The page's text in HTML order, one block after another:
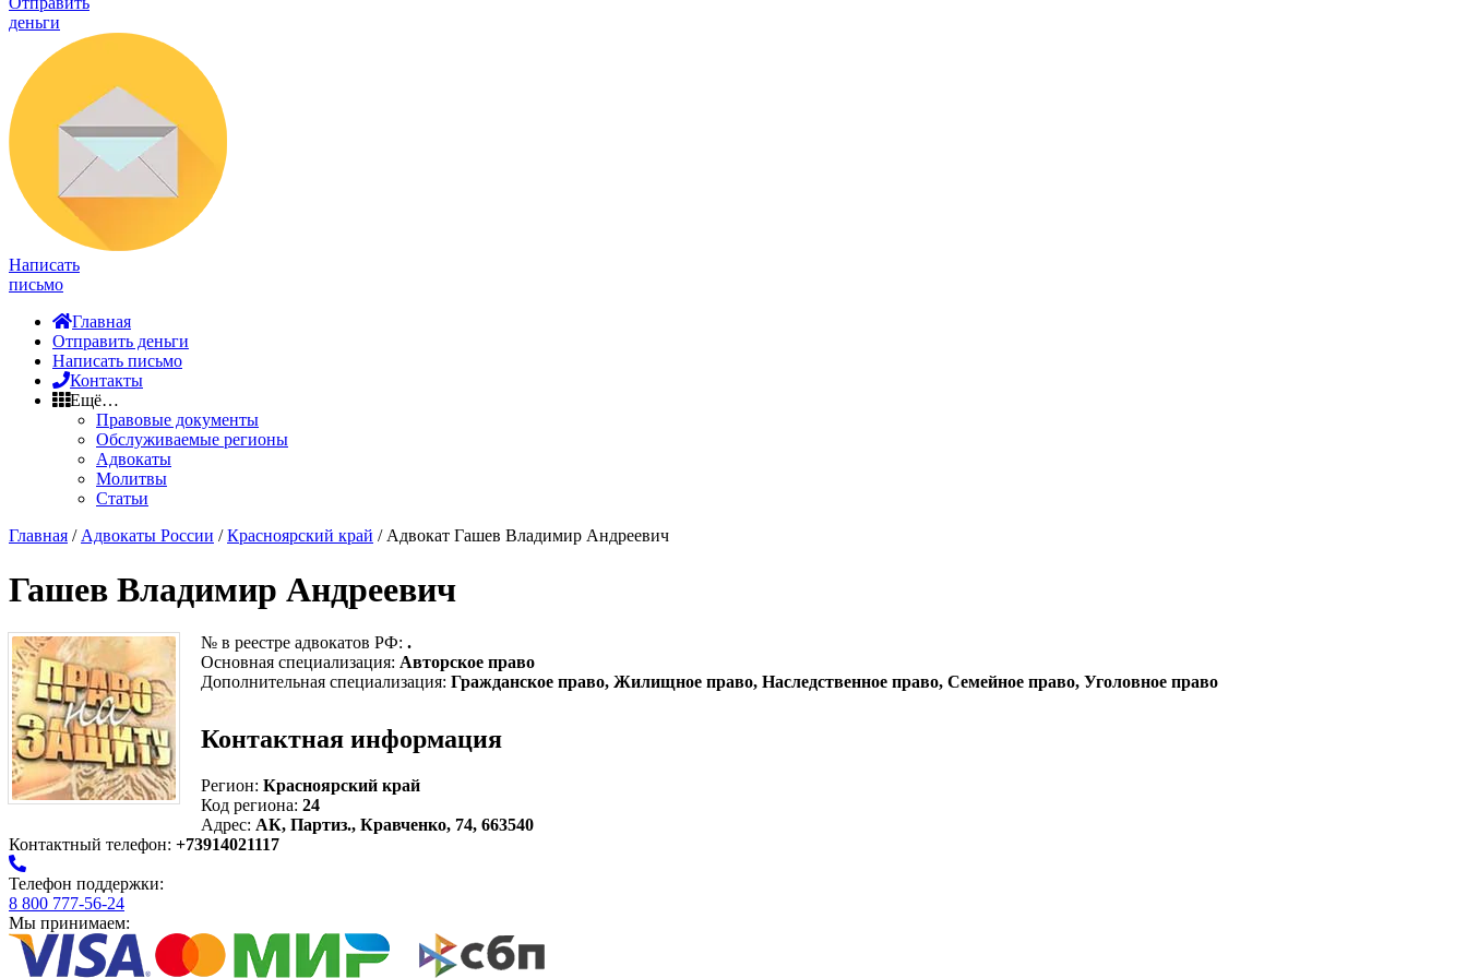
деньги
Написать
письмо
Главная
Отправить деньги
Написать письмо
Контакты
Ещё…
Правовые документы
Обслуживаемые регионы
Адвокаты
Молитвы
Статьи
Главная / Адвокаты России /Красноярский край / Адвокат Гашев Владимир Андреевич
Гашев Владимир Андреевич
№ в реестре адвокатов РФ: .
Основная специализация: Авторское право
Дополнительная специализация: Гражданское право, Жилищное право, Наследственное право, Семейное право, Уголовное право
Контактная информация
Регион: Красноярский край
Код региона: 24
Адрес: АК, Партиз., Кравченко, 74, 663540
Контактный телефон: +73914021117
Телефон поддержки:
8 800 777-56-24
Мы принимаем: